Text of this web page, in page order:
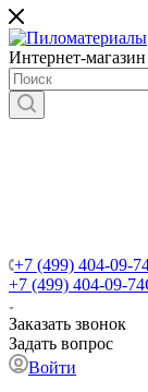
Интернет-магазин
+7 (499) 404-09-
+7 (499) 404-09-74
Заказать звонок
Задать вопрос
Войти